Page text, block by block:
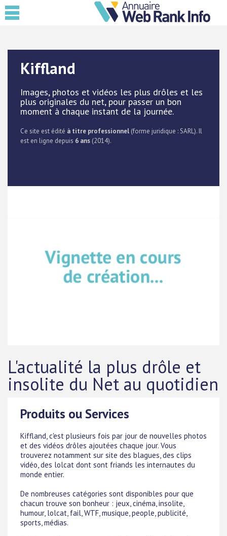
Kiffland
Images, photos et vidéos les plus drôles et les
plus originales du net, pour passer un bon
moment à chaque instant de la journée.
Ce site est édité à titre professionnel (forme juridique : SARL). Il
est en ligne depuis 6 ans (2014).
L'actualité la plus drôle et
insolite du Net au quotidien
Produits ou Services
Kiffland, c'est plusieurs fois par jour de nouvelles photos
et des vidéos drôles ajoutées chaque jour. Vous
trouverez notamment sur site des blagues, des clips
vidéo, des lolcat dont sont friands les internautes du
monde entier.
De nombreuses catégories sont disponibles pour que
chacun trouve son bonheur : jeux, cinéma, insolite,
humour, lolcat, fail, WTF, musique, people, publicité,
sports, médias.